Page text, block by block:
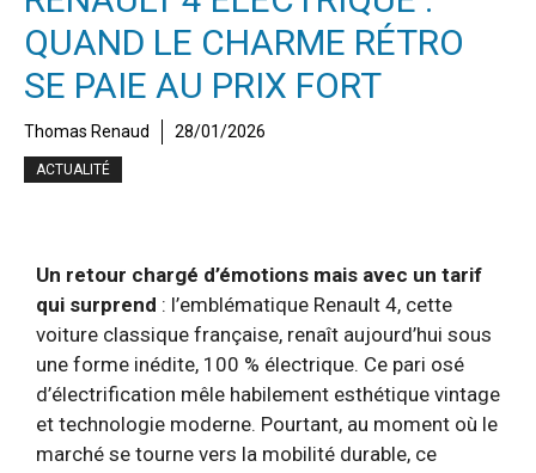
QUAND LE CHARME RÉTRO
SE PAIE AU PRIX FORT
Thomas Renaud 28/01/2026
ACTUALITÉ
Un retour chargé d’émotions mais avec un tarif
qui surprend : l’emblématique Renault 4, cette
voiture classique française, renaît aujourd’hui sous
une forme inédite, 100 % électrique. Ce pari osé
d’électrification mêle habilement esthétique vintage
et technologie moderne. Pourtant, au moment où le
marché se tourne vers la mobilité durable, ce